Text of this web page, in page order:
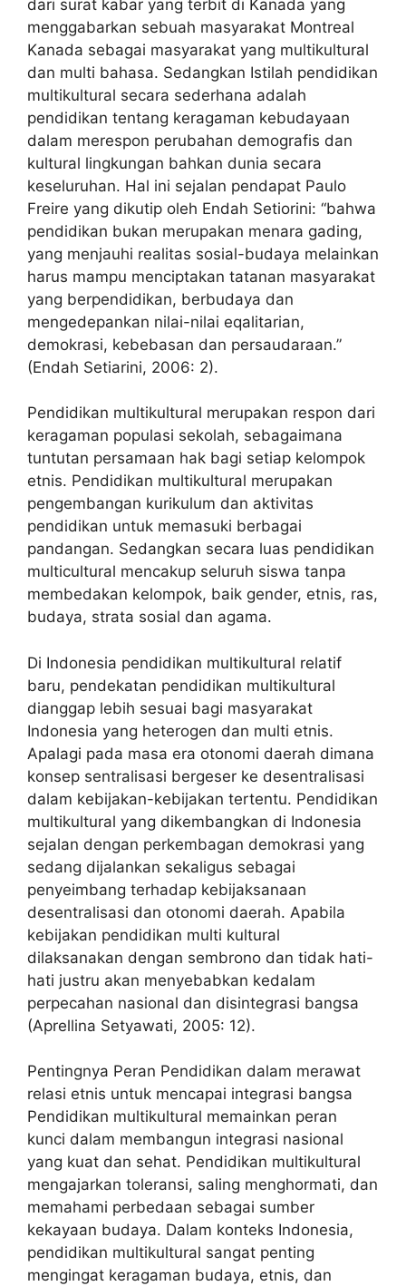
dari surat kabar yang terbit di Kanada yang
menggabarkan sebuah masyarakat Montreal
Kanada sebagai masyarakat yang multikultural
dan multi bahasa. Sedangkan Istilah pendidikan
multikultural secara sederhana adalah
pendidikan tentang keragaman kebudayaan
dalam merespon perubahan demografis dan
kultural lingkungan bahkan dunia secara
keseluruhan. Hal ini sejalan pendapat Paulo
Freire yang dikutip oleh Endah Setiorini: “bahwa
pendidikan bukan merupakan menara gading,
yang menjauhi realitas sosial-budaya melainkan
harus mampu menciptakan tatanan masyarakat
yang berpendidikan, berbudaya dan
mengedepankan nilai-nilai eqalitarian,
demokrasi, kebebasan dan persaudaraan.”
(Endah Setiarini, 2006: 2).
Pendidikan multikultural merupakan respon dari
keragaman populasi sekolah, sebagaimana
tuntutan persamaan hak bagi setiap kelompok
etnis. Pendidikan multikultural merupakan
pengembangan kurikulum dan aktivitas
pendidikan untuk memasuki berbagai
pandangan. Sedangkan secara luas pendidikan
multicultural mencakup seluruh siswa tanpa
membedakan kelompok, baik gender, etnis, ras,
budaya, strata sosial dan agama.
Di Indonesia pendidikan multikultural relatif
baru, pendekatan pendidikan multikultural
dianggap lebih sesuai bagi masyarakat
Indonesia yang heterogen dan multi etnis.
Apalagi pada masa era otonomi daerah dimana
konsep sentralisasi bergeser ke desentralisasi
dalam kebijakan-kebijakan tertentu. Pendidikan
multikultural yang dikembangkan di Indonesia
sejalan dengan perkembagan demokrasi yang
sedang dijalankan sekaligus sebagai
penyeimbang terhadap kebijaksanaan
desentralisasi dan otonomi daerah. Apabila
kebijakan pendidikan multi kultural
dilaksanakan dengan sembrono dan tidak hati-
hati justru akan menyebabkan kedalam
perpecahan nasional dan disintegrasi bangsa
(Aprellina Setyawati, 2005: 12).
Pentingnya Peran Pendidikan dalam merawat
relasi etnis untuk mencapai integrasi bangsa
Pendidikan multikultural memainkan peran
kunci dalam membangun integrasi nasional
yang kuat dan sehat. Pendidikan multikultural
mengajarkan toleransi, saling menghormati, dan
memahami perbedaan sebagai sumber
kekayaan budaya. Dalam konteks Indonesia,
pendidikan multikultural sangat penting
mengingat keragaman budaya, etnis, dan